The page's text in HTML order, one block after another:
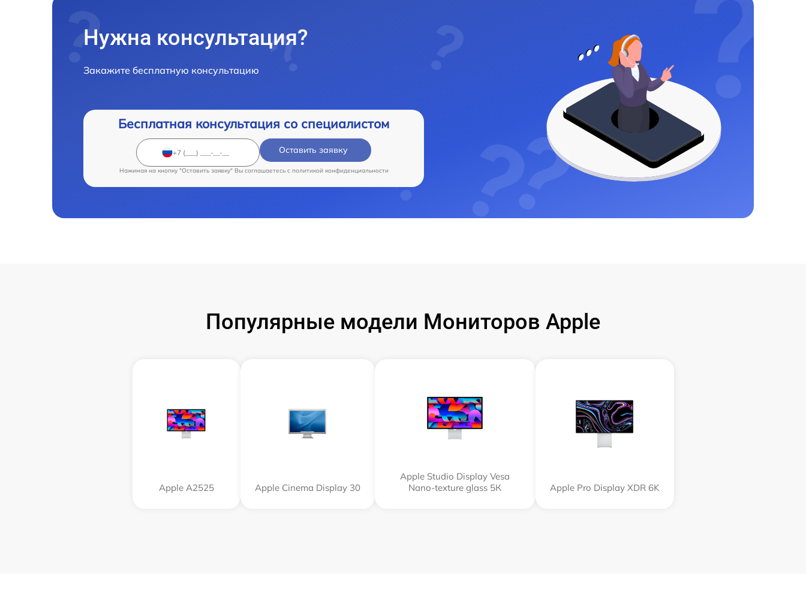
Нужна консультация?
Закажите бесплатную консультацию
Бесплатная консультация со специалистом
Оставить заявку
Нажимая на кнопку "Оставить заявку" Вы соглашаетесь c политикой конфиденциальности
Популярные модели Мониторов Apple
Apple А2525 Apple Cinema Display 30
Apple Studio Display Vesa
Nano-texture glass 5К
Apple Pro Display XDR 6K